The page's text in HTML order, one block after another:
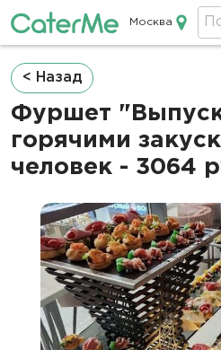
Москва
Строка
навигации
< Назад
Фуршет
горячими
человек - 3064